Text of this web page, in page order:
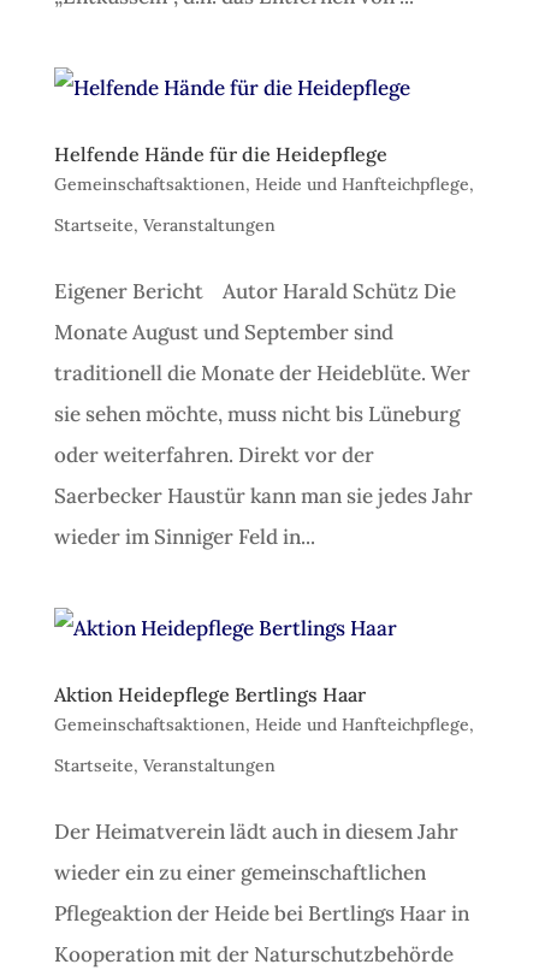
Helfende Hände für die Heidepflege
Gemeinschaftsaktionen, Heide und Hanfteichpflege,
Startseite, Veranstaltungen
Eigener Bericht Autor Harald Schütz Die
Monate August und September sind
traditionell die Monate der Heideblüte. Wer
sie sehen möchte, muss nicht bis Lüneburg
oder weiterfahren. Direkt vor der
Saerbecker Haustür kann man sie jedes Jahr
wieder im Sinniger Feld in...
Aktion Heidepflege Bertlings Haar
Gemeinschaftsaktionen, Heide und Hanfteichpflege,
Startseite, Veranstaltungen
Der Heimatverein lädt auch in diesem Jahr
wieder ein zu einer gemeinschaftlichen
Pflegeaktion der Heide bei Bertlings Haar in
Kooperation mit der Naturschutzbehörde